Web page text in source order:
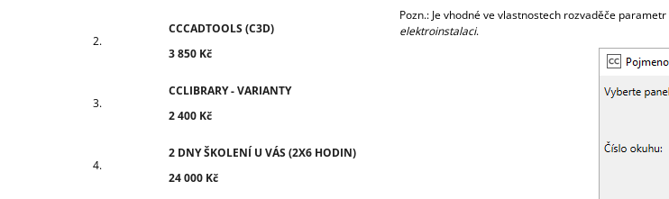
CCCADTOOLS (C3D)
3 850 Kč
CCLIBRARY - VARIANTY
2 400 Kč
2 DNY ŠKOLENÍ U VÁS (2X6 HODIN)
24 000 Kč
Pozn.: Je vhodné ve vlastnostech rozvaděče parametr
elektroinstalaci.